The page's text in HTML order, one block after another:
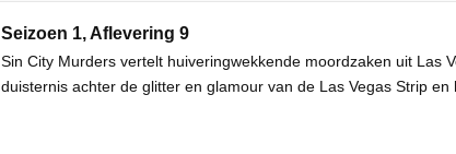
Seizoen 1, Aflevering 9
Sin City Murders vertelt huiveringwekkende moordzaken uit Las
duisternis achter de glitter en glamour van de Las Vegas Strip en